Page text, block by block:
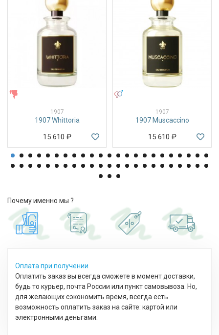
1907
1907 Whittoria
15 610 ₽
1907
1907 Muscaccino
15 610 ₽
Почему именно мы ?
Оплата при получении
Оплатить заказ вы всегда сможете в момент доставки,
будь то курьер, почта России или пункт самовывоза. Но,
для желающих сэкономить время, всегда есть
возможность оплатить заказ на сайте: картой или
электронными деньгами.